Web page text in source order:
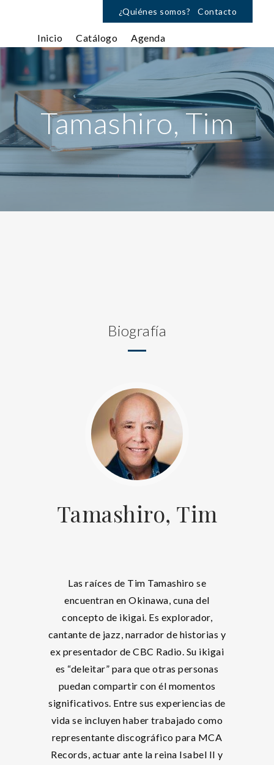
¿Quiénes somos? Contacto
Inicio Catálogo Agenda
Tamashiro, Tim
Biografía
Tamashiro, Tim
Las raíces de Tim Tamashiro se
encuentran en Okinawa, cuna del
concepto de ikigai. Es explorador,
cantante de jazz, narrador de historias y
ex presentador de CBC Radio. Su ikigai
es “deleitar” para que otras personas
puedan compartir con él momentos
significativos. Entre sus experiencias de
vida se incluyen haber trabajado como
representante discográfico para MCA
Records, actuar ante la reina Isabel II y